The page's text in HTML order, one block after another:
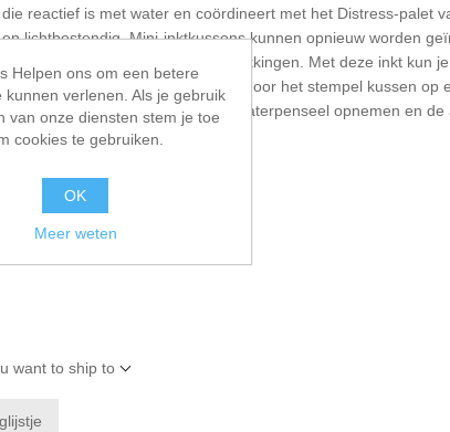
reactief is met water en coördineert met het Distress-palet
lichtbestendig. Mini-inktkussens kunnen opnieuw worden
verkocht in afzonderlijke verpakkingen. Met deze inkt kun
je stempelafdrukken inkleuren, door het stempel kussen op
achter en kun je deze met een waterpenseel opnemen en de
stempelinkt.
want to ship to
Helpen ons om een betere
kunnen verlenen. Als je gebruik
van onze diensten stem je toe
cookies te gebruiken.
OK
Meer weten